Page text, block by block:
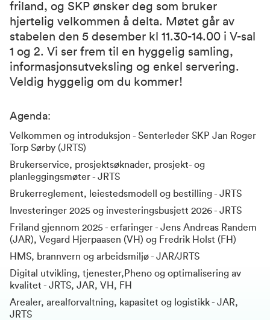
friland, og SKP ønsker deg som bruker
hjertelig velkommen å delta. Møtet går av
stabelen den 5 desember kl 11.30-14.00 i V-sal
1 og 2. Vi ser frem til en hyggelig samling,
informasjonsutveksling og enkel servering.
Veldig hyggelig om du kommer!
Agenda:
Velkommen og introduksjon - Senterleder SKP Jan Roger
Torp Sørby (JRTS)
Brukerservice, prosjektsøknader, prosjekt- og
planleggingsmøter - JRTS
Brukerreglement, leiestedsmodell og bestilling - JRTS
Investeringer 2025 og investeringsbusjett 2026 - JRTS
Friland gjennom 2025 - erfaringer - Jens Andreas Randem
(JAR), Vegard Hjerpaasen (VH) og Fredrik Holst (FH)
HMS, brannvern og arbeidsmiljø - JAR/JRTS
Digital utvikling, tjenester,Pheno og optimalisering av
kvalitet - JRTS, JAR, VH, FH
Arealer, arealforvaltning, kapasitet og logistikk - JAR,
JRTS